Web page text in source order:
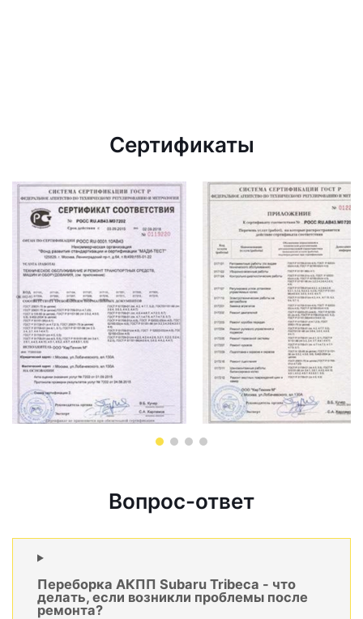
Сертификаты
Вопрос-ответ
Переборка АКПП Subaru Tribeca - что
делать, если возникли проблемы после
ремонта?